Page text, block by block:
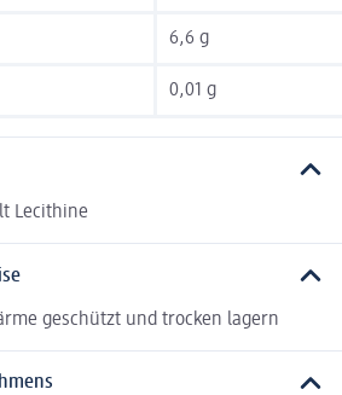
6,6 g
0,01 g
Lecithine
geschützt und trocken lagern